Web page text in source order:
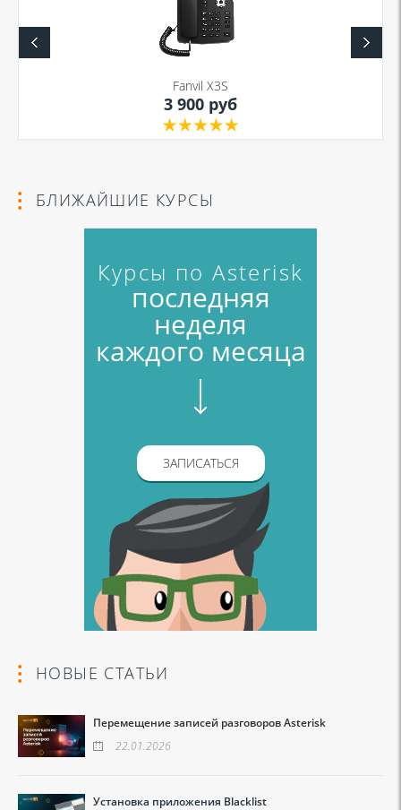
Fanvil X3S
3 900 руб
БЛИЖАЙШИЕ КУРСЫ
Курсы по Asterisk
последняя
неделя
каждого месяца
ЗАПИСАТЬСЯ
НОВЫЕ СТАТЬИ
Перемещение записей разговоров Asterisk
22.01.2026
Установка приложения Blacklist